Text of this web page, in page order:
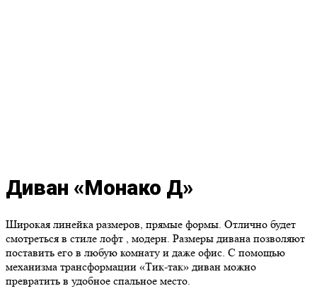
Диван «Монако Д»
Широкая линейка размеров, прямые формы. Отлично будет
смотреться в стиле лофт , модерн. Размеры дивана позволяют
поставить его в любую комнату и даже офис. С помощью
механизма трансформации «Тик-так» диван можно
превратить в удобное спальное место.